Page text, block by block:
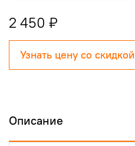
2 450 ₽
Узнать цену со скидкой
Описание